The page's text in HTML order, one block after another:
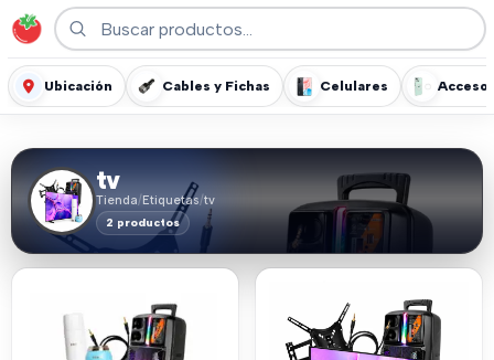
Ubicación Cables y Fichas Celulares
tv
Tienda/Etiquetas/tv
2 productos